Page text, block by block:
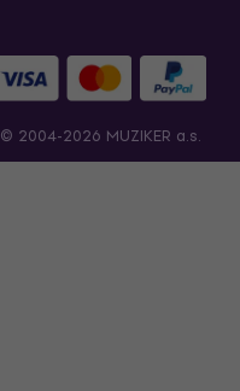
© 2004-2026 MUZIKER a.s.